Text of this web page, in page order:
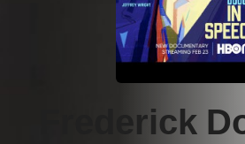
Frederick